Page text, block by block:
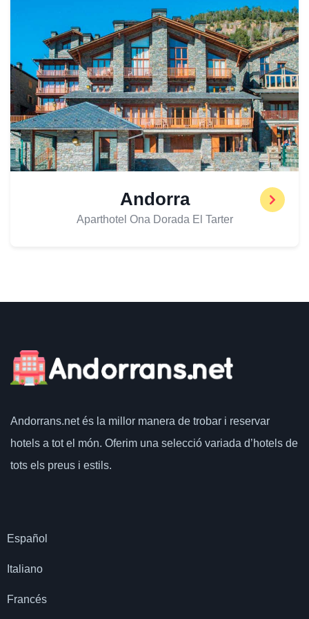
Andorra
Aparthotel Ona Dorada El Tarter
Andorrans.netés la millor manera de trobar i reservar
hotels a tot el món. Oferim una selecció variada d’hotels de
tots els preus i estils.
Español
Italiano
Francés